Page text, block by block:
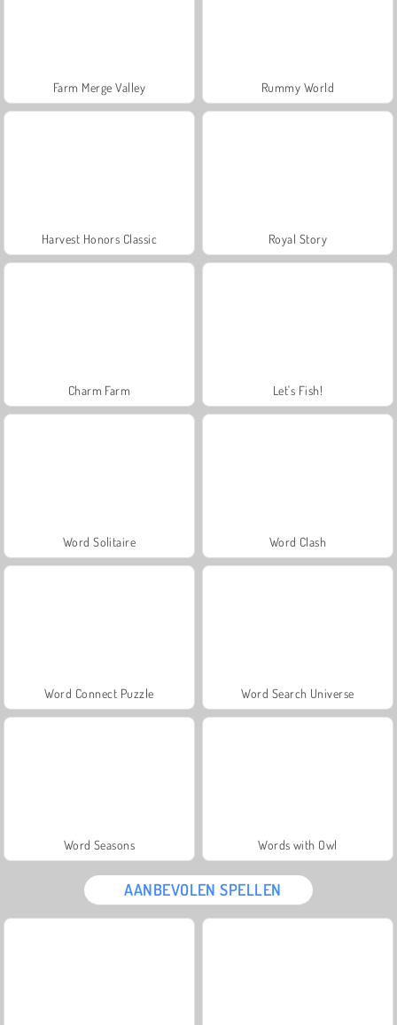
Farm Merge Valley Rummy World
Harvest Honors Classic Royal Story
Charm Farm Let's Fish!
Word Solitaire Word Clash
Word Connect Puzzle Word Search Universe
Word Seasons Words with Owl
AANBEVOLEN SPELLEN